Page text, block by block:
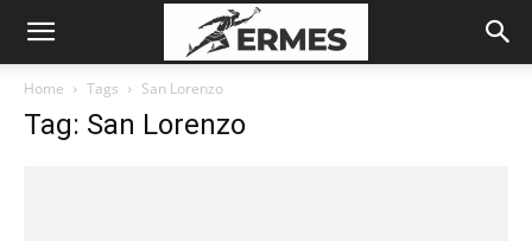
Home Tags San Lorenzo
Tag: San Lorenzo